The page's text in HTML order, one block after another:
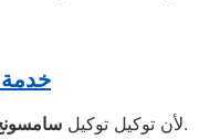
خدمة
لأن توكيل توكيلكفر الدوار يوفر لكم خدمة توكيل اصلية منزلية.